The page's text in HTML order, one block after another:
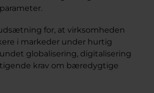
for, at virksomheden
i markeder under hurtig
globalisering, digitalisering
krav om bæredygtige